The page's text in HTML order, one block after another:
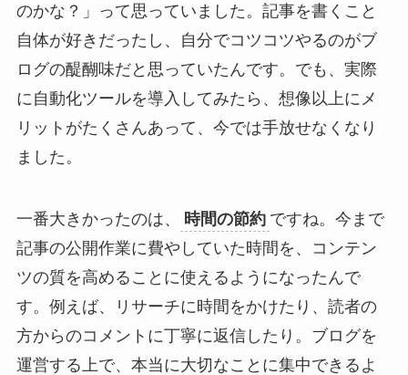
のかな？」って思っていました。記事を書くこと
自体が好きだったし、自分でコツコツやるのがブ
ログの醍醐味だと思っていたんです。でも、実際
に自動化ツールを導入してみたら、想像以上にメ
リットがたくさんあって、今では手放せなくなり
ました。
一番大きかったのは、 時間の節約 ですね。今まで
記事の公開作業に費やしていた時間を、コンテン
ツの質を高めることに使えるようになったんで
す。例えば、リサーチに時間をかけたり、読者の
方からのコメントに丁寧に返信したり。ブログを
運営する上で、本当に大切なことに集中できるよ